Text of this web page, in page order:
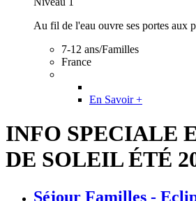
Au fil de l'eau ouvre ses portes aux
7-12 ans/Familles
France
En Savoir +
INFO SPECIALE
DE SOLEIL ÉTÉ
Séjour Familles -